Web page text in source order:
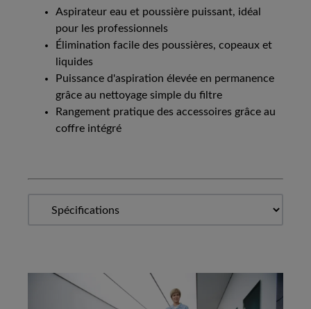
Aspirateur eau et poussière puissant, idéal
pour les professionnels
Élimination facile des poussières, copeaux et
liquides
Puissance d'aspiration élevée en permanence
grâce au nettoyage simple du filtre
Rangement pratique des accessoires grâce au
coffre intégré